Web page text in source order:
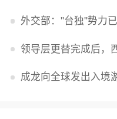
外交部：''台独''势力
领导层更替完成后，西尔维奥·
成龙向全球发出入境游邀约：